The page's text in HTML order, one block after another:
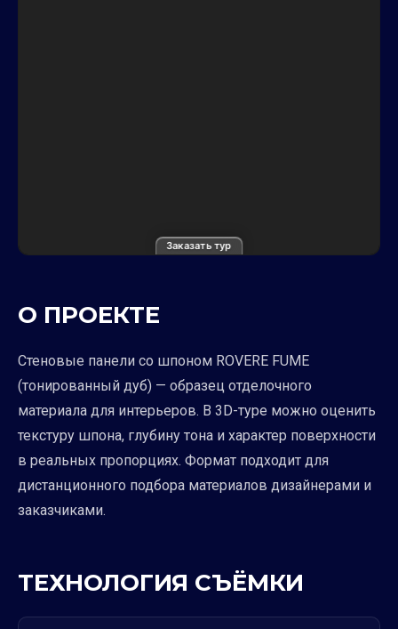
Заказать тур
О ПРОЕКТЕ
Стеновые панели со шпоном ROVERE FUME
(тонированный дуб) — образец отделочного
материала для интерьеров. В 3D-туре можно оценить
текстуру шпона, глубину тона и характер поверхности
в реальных пропорциях. Формат подходит для
дистанционного подбора материалов дизайнерами и
заказчиками.
ТЕХНОЛОГИЯ СЪЁМКИ